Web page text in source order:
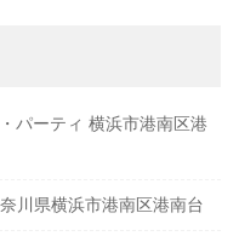
パーティ 横浜市港南区港
川県横浜市港南区港南台